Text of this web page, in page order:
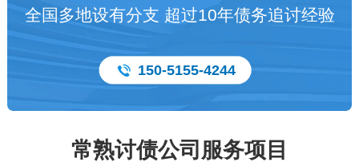
全国多地设有分支 超过10年债务追讨经验
150-5155-4244
常熟讨债公司服务项目